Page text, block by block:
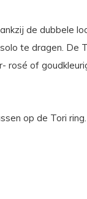
de dubbele
te dragen. De
rosé of
op de Tori ring.